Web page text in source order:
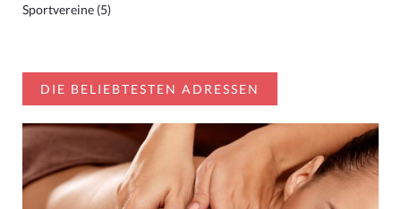
Sportvereine (5)
DIE BELIEBTESTEN ADRESSEN